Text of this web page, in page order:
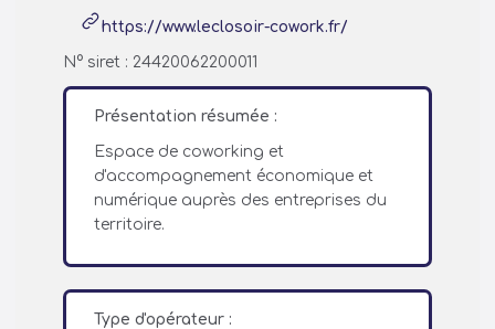
https://www.leclosoir-cowork.fr/
N° siret : 24420062200011
Présentation résumée :
Espace de coworking et
d'accompagnement économique et
numérique auprès des entreprises du
territoire.
Type d'opérateur :